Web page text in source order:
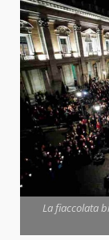
La fiaccolata